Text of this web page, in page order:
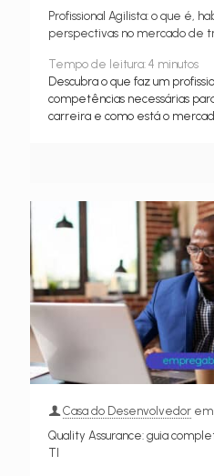
Profissional Agilista: o que é,
perspectivas no mercado de
Tempo de leitura: 4 minutos
Descubra o que faz um
competências necessárias
carreira e como está o
Casa do Desenvolvedor em
Quality Assurance: guia
TI